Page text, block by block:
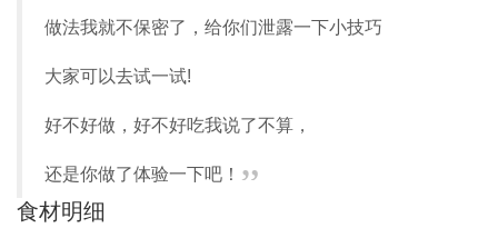
做法我就不保密了，给你们泄露一下小技巧
大家可以去试一试!
好不好做，好不好吃我说了不算，
还是你做了体验一下吧！ ”
食材明细